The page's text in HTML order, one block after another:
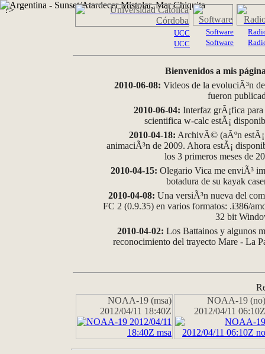
?>
UCC
UCC
Software
Software
Bienvenidos a mis
2010-06-08: Videos de la evoluciÃ³n
fueron
2010-06-04: Interfaz grÃ¡fica
scientifica w-calc estÃ¡
2010-04-18: ArchivÃ© (aÃºn
animaciÃ³n de 2009. Ahora estÃ¡
los 3 primeros meses de
2010-04-15: Olegario Vica me enviÃ³
botadura de su kayak
2010-04-08: Una versiÃ³n nueva del
FC 2 (0.9.35) en varios formatos: .i386/
32 bit
2010-04-02: Los Battainos y algunos
reconocimiento del trayecto Mare - La
NOAA-19 (msa)
2012/04/11 18:40Z
NOAA-19 (no)
2012/04/11 06:10Z